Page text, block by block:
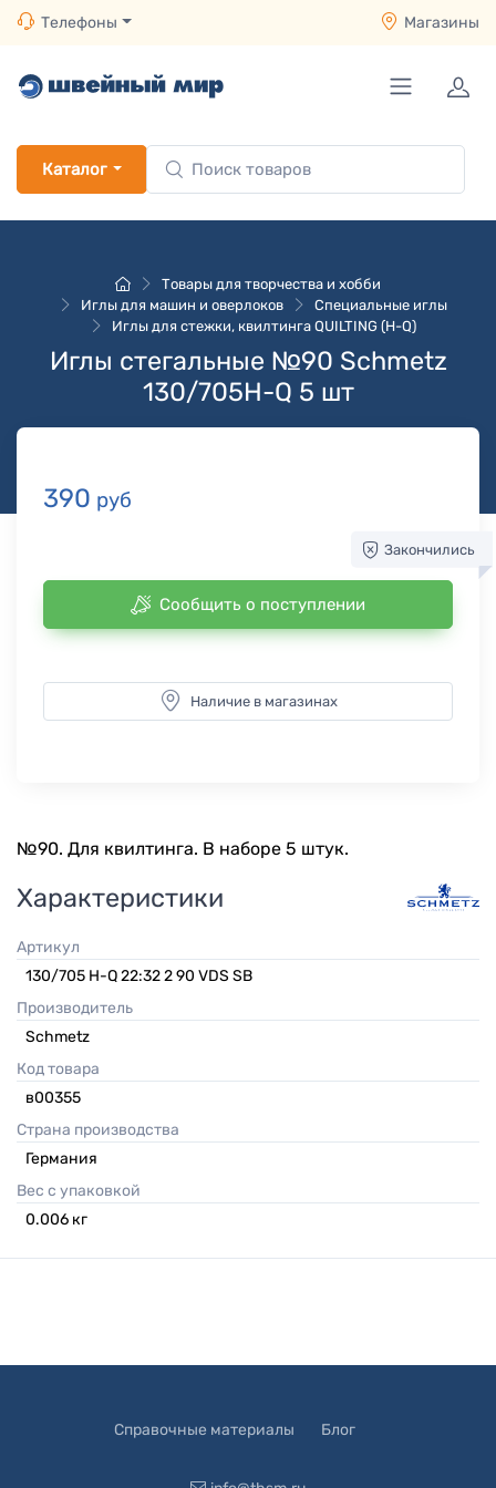
Телефоны Магазины
Каталог
Товары для творчества и хобби
Иглы для машин и оверлоков
Специальные иглы
Иглы для стежки, квилтинга QUILTING (H-Q)
Иглы стегальные №90 Schmetz
130/705H-Q 5 шт
390 руб
Закончились
Сообщить о поступлении
Наличие в магазинах
№90. Для квилтинга. В наборе 5 штук.
Характеристики
Артикул
130/705 H-Q 22:32 2 90 VDS SB
Производитель
Schmetz
Код товара
в00355
Страна производства
Германия
Вес с упаковкой
0.006 кг
Справочные материалы Блог